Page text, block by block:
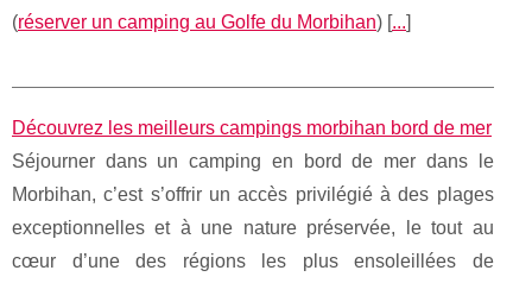
(réserver un camping au Golfe du Morbihan) [...]
Découvrez les meilleurs campings morbihan bord de mer
Séjourner dans un camping en bord de mer dans le
Morbihan, c’est s’offrir un accès privilégié à des plages
exceptionnelles et à une nature préservée, le tout au
cœur d’une des régions les plus ensoleillées de